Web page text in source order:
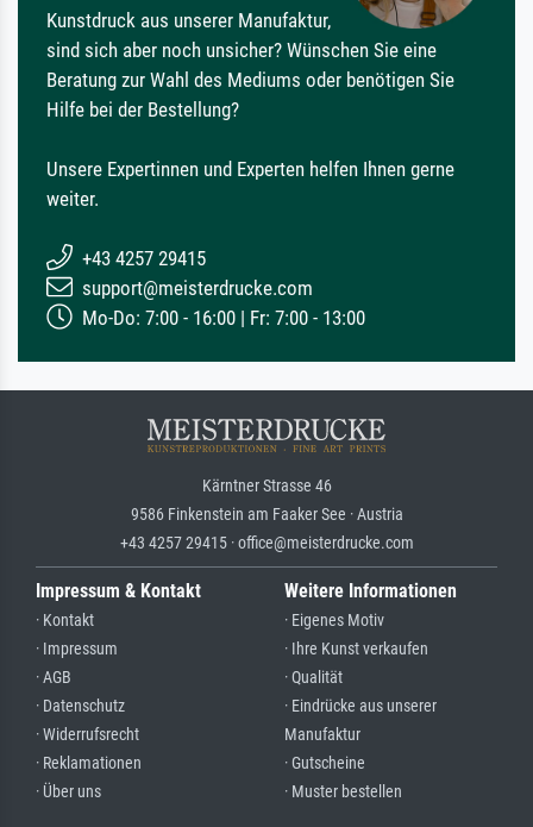
Kunstdruck aus unserer Manufaktur,
sind sich aber noch unsicher? Wünschen Sie eine
Beratung zur Wahl des Mediums oder benötigen Sie
Hilfe bei der Bestellung?
Unsere Expertinnen und Experten helfen Ihnen gerne
weiter.
+43 4257 29415
support@meisterdrucke.com
Mo-Do: 7:00 - 16:00 | Fr: 7:00 - 13:00
Kärntner Strasse 46
9586 Finkenstein am Faaker See · Austria
+43 4257 29415 · office@meisterdrucke.com
Impressum & Kontakt
· Kontakt
· Impressum
· AGB
· Datenschutz
· Widerrufsrecht
· Reklamationen
· Über uns
Weitere Informationen
· Eigenes Motiv
· Ihre Kunst verkaufen
· Qualität
· Eindrücke aus unserer
Manufaktur
· Gutscheine
· Muster bestellen